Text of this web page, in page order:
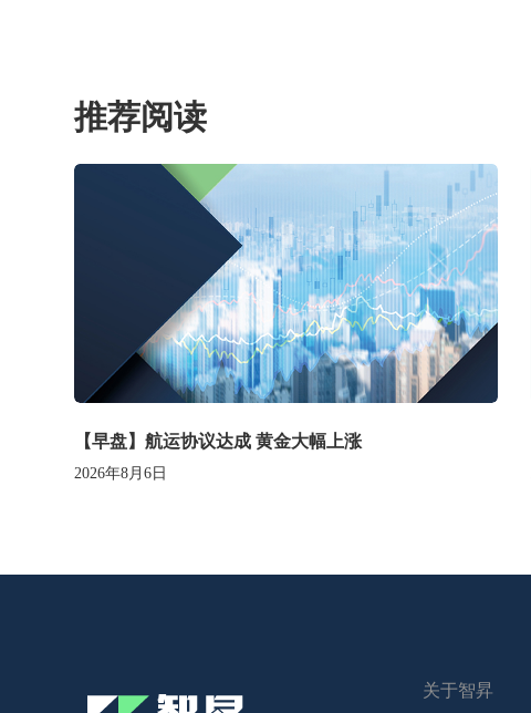
推荐阅读
【早盘】航运协议达成 黄金大幅上涨
2026年8月6日
关于智昇